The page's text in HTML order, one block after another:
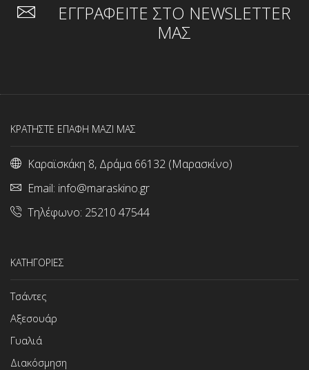
ΕΓΓΡΑΦΕΙΤΕ ΣΤΟ NEWSLETTER
ΜΑΣ
ΚΡΑΤΗΣΤΕ ΕΠΑΦΗ ΜΑΖΙ ΜΑΣ
Καραϊσκάκη 8, Δράμα 66132 (Μαρασκίνο)
Email: info@maraskino.gr
Τηλέφωνο: 25210 47544
ΚΑΤΗΓΟΡΙΕΣ
Τσάντες
Αξεσουάρ
Γυαλιά
Διακόσμηση